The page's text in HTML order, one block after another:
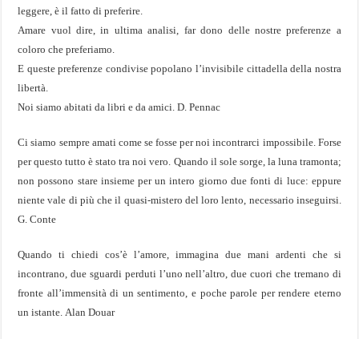
leggere, è il fatto di preferire.
Amare vuol dire, in ultima analisi, far dono delle nostre preferenze a
coloro che preferiamo.
E queste preferenze condivise popolano l’invisibile cittadella della nostra
libertà.
Noi siamo abitati da libri e da amici. D. Pennac
Ci siamo sempre amati come se fosse per noi incontrarci impossibile. Forse
per questo tutto è stato tra noi vero. Quando il sole sorge, la luna tramonta;
non possono stare insieme per un intero giorno due fonti di luce: eppure
niente vale di più che il quasi-mistero del loro lento, necessario inseguirsi.
G. Conte
Quando ti chiedi cos’è l’amore, immagina due mani ardenti che si
incontrano, due sguardi perduti l’uno nell’altro, due cuori che tremano di
fronte all’immensità di un sentimento, e poche parole per rendere eterno
un istante. Alan Douar